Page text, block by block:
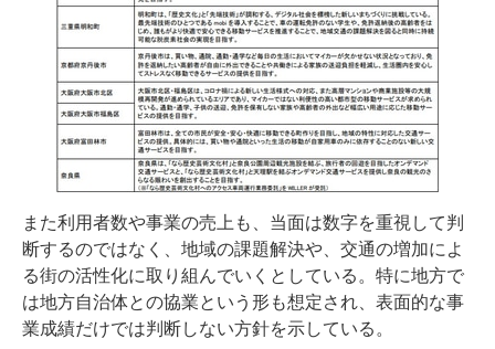
また利用者数や事業の売上も、当面は数字を重視して判
断するのではなく、地域の課題解決や、交通の増加によ
る街の活性化に取り組んでいくとしている。特に地方で
は地方自治体との協業という形も想定され、表面的な事
業成績だけでは判断しない方針を示している。